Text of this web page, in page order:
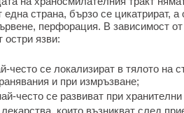
страна, бързо се цикатрират, а
перфорация. В зависимост
остри язви:
често се локализират в тялото на
и при измръзване;
често се развиват при хранителни
които възникват след